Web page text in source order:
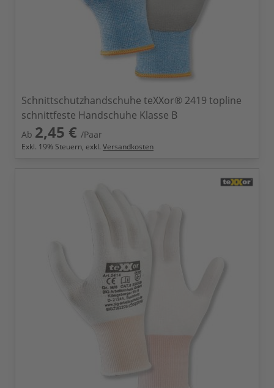
Schnittschutzhandschuhe teXXor® 2419 topline
schnittfeste Handschuhe Klasse B
Ab 2,45 € /Paar
Exkl. 19% Steuern, exkl. Versandkosten